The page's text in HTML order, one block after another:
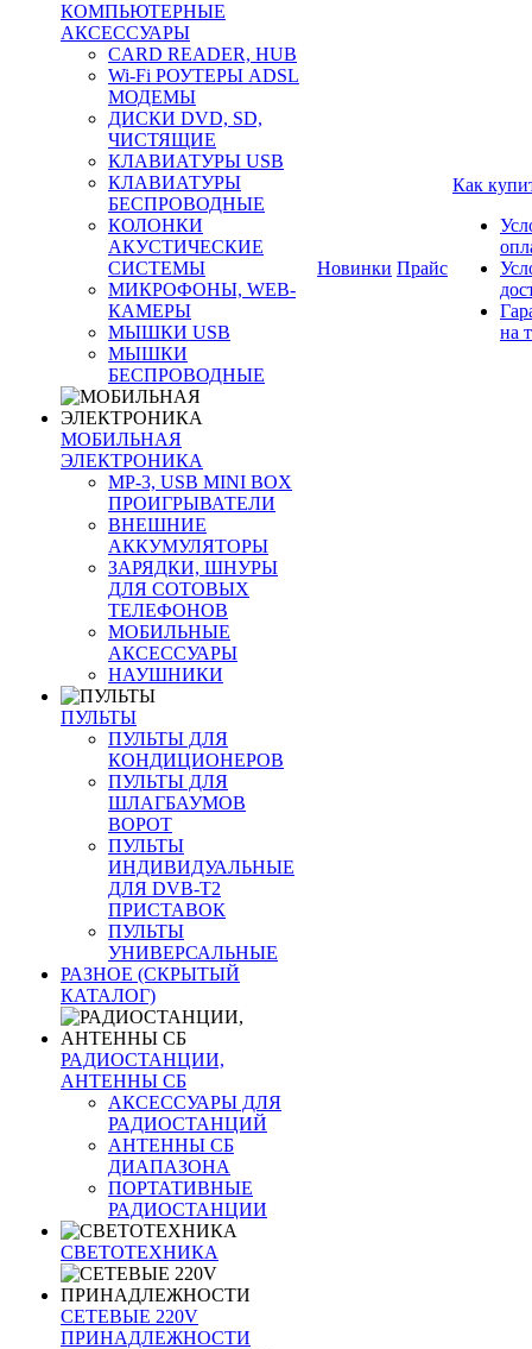
КОМПЬЮТЕРНЫЕ
АКСЕССУАРЫ
CARD READER, HUB
Wi-Fi РОУТЕРЫ ADSL
МОДЕМЫ
ДИСКИ DVD, SD,
ЧИСТЯЩИЕ
КЛАВИАТУРЫ USB
КЛАВИАТУРЫ
БЕСПРОВОДНЫЕ
КОЛОНКИ
АКУСТИЧЕСКИЕ
СИСТЕМЫ
МИКРОФОНЫ, WEB-
КАМЕРЫ
МЫШКИ USB
МЫШКИ
БЕСПРОВОДНЫЕ
МОБИЛЬНАЯ
ЭЛЕКТРОНИКА
MP-3, USB MINI BOX
ПРОИГРЫВАТЕЛИ
ВНЕШНИЕ
АККУМУЛЯТОРЫ
ЗАРЯДКИ, ШНУРЫ
ДЛЯ СОТОВЫХ
ТЕЛЕФОНОВ
МОБИЛЬНЫЕ
АКСЕССУАРЫ
НАУШНИКИ
ПУЛЬТЫ
ПУЛЬТЫ ДЛЯ
КОНДИЦИОНЕРОВ
ПУЛЬТЫ ДЛЯ
ШЛАГБАУМОВ
ВОРОТ
ПУЛЬТЫ
ИНДИВИДУАЛЬНЫЕ
ДЛЯ DVB-T2
ПРИСТАВОК
ПУЛЬТЫ
УНИВЕРСАЛЬНЫЕ
РАЗНОЕ (СКРЫТЫЙ
КАТАЛОГ)
РАДИОСТАНЦИИ,
АНТЕННЫ CБ
АКСЕССУАРЫ ДЛЯ
РАДИОСТАНЦИЙ
АНТЕННЫ CБ
ДИАПАЗОНА
ПОРТАТИВНЫЕ
РАДИОСТАНЦИИ
СВЕТОТЕХНИКА
СЕТЕВЫЕ 220V
ПРИНАДЛЕЖНОСТИ
Новинки Прайс
Как
на